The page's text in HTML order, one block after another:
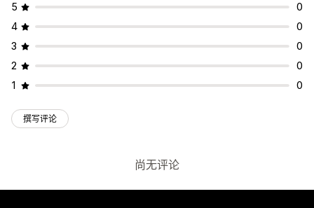
5
0
4
0
3
0
2
0
1
0
撰写评论
尚无评论